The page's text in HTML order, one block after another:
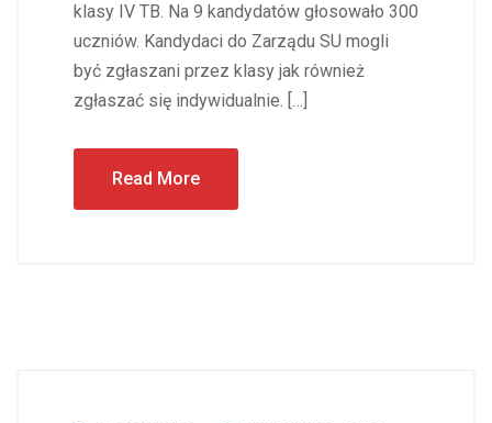
klasy IV TB. Na 9 kandydatów głosowało 300
uczniów. Kandydaci do Zarządu SU mogli
być zgłaszani przez klasy jak również
zgłaszać się indywidualnie. […]
Read More